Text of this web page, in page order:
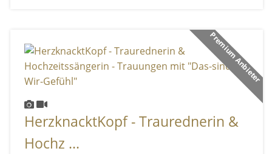
Premium Anbieter
HerzknacktKopf - Traurednerin &
Hochz ...